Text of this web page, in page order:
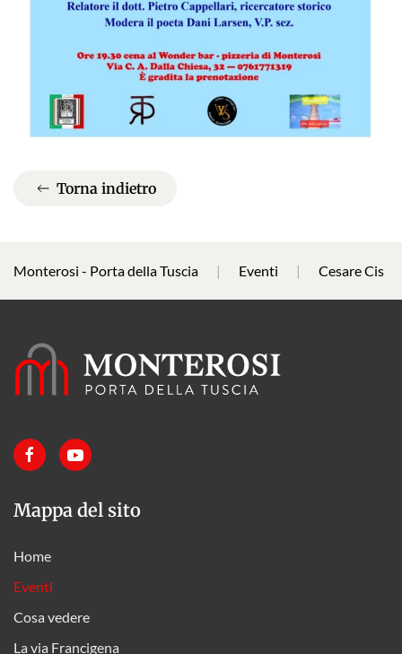
Torna indietro
Monterosi - Porta della Tuscia Eventi Cesare Cis
Mappa del sito
Home
Eventi
Cosa vedere
La via Francigena